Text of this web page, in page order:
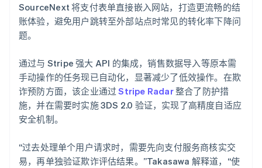
SourceNext 将支付表单直接嵌入网站，打造更流畅的结
账体验，避免用户跳转至外部站点时常见的转化率下降问
题。
通过与 Stripe 强大 API 的集成，销售数据导入等原本需
手动操作的任务现已自动化，显著减少了低效操作。在欺
诈预防方面，该企业通过Stripe Radar整合了防护措
施，并在需要时实施 3DS 2.0 验证，实现了高精度自适应
安全机制。
“过去处理单个用户请求时，需要先向支付服务商核实交
易，再单独验证欺诈评估结果。”Takasawa 解释道，“使